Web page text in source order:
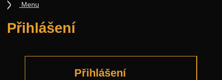
Přihlášení
Přihlášení
Menu